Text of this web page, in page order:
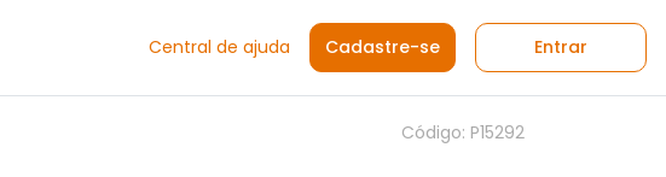
Central de ajuda Cadastre-se Entrar
Código: P15292